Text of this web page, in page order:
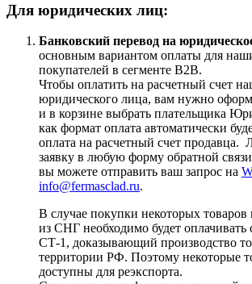
Для юридических лиц:
Банковский перевод на
основным вариантом оплаты для
покупателей в сегменте B2B.
Чтобы оплатить на расчетный счет
юридического лица, вам нужно
и в корзине выбрать плательщика
как формат оплата автоматически
оплата на расчетный счет продавца.
заявку в любую форму обратной
вы можете отправить ваш запрос на
info@fermasclad.ru.
В случае покупки некоторых
из СНГ необходимо будет оплачивать
СТ-1, доказывающий производство
территории РФ. Поэтому некоторые
доступны для реэкспорта.